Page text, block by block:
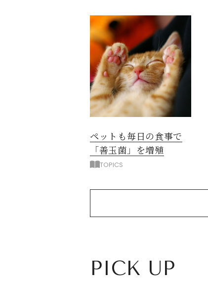
ペットも毎日の食事で
「善玉菌」を増殖
TOPICS
PICK UP